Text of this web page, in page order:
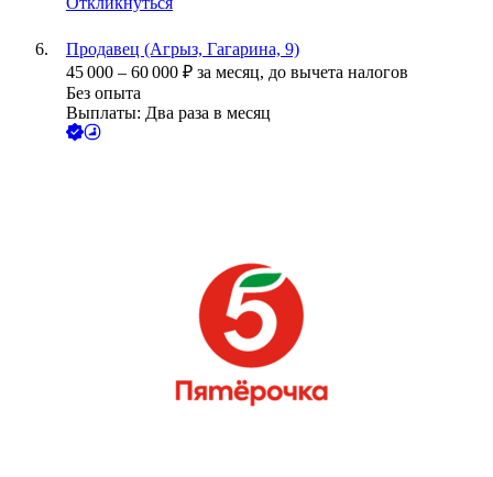
Продавец (Агрыз, Гагарина, 9)
45 000 – 60 000 ₽ за месяц, до вычета налогов
Без опыта
Выплаты: Два раза в месяц